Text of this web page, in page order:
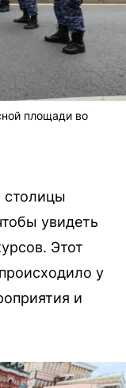
площади во
столицы
увидеть
Этот
у
и